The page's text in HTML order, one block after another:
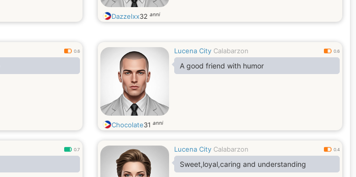
Dazzelxx32 anni
0.6 Lucena City Calabarzon 0.6
A good friend with humor
Chocolate31 anni
0.7 Lucena City Calabarzon 0.4
Sweet,loyal,caring and understanding